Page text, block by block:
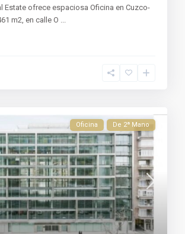
Estate ofrece espaciosa Oficina en Cuzco-
m2, en calle O ...
Oficina De 2ª Mano